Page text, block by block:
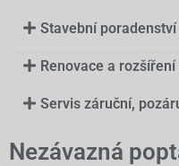
Stavební poradenství
Renovace a
Servis záruční,
Nezávazná